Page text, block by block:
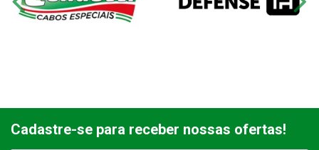
Cadastre-se para receber nossas ofertas!